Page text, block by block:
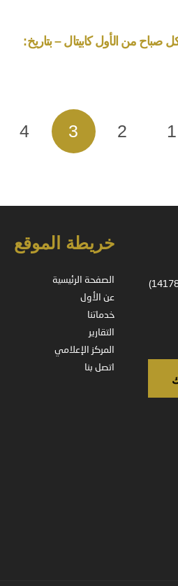
صباح من الأول كابيتال – بتاريخ:
1
2
3
4
شركة مسجلة في المملكة العربية السعودية – ترخيص رقم (37-14178)
خريطة الموقع
الصفحة الرئيسية
عن الأول
خدماتنا
التقارير
المركز الإعلامي
اتصل بنا